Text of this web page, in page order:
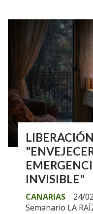
INVISIBLE"
Semanario LA
CANARIAS 24/